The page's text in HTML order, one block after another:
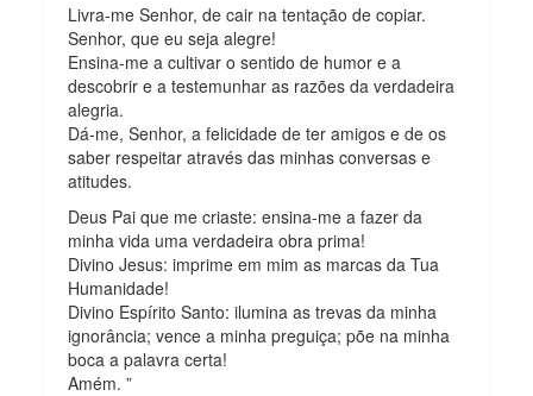
Livra-me Senhor, de cair na tentação de copiar.
Senhor, que eu seja alegre!
Ensina-me a cultivar o sentido de humor e a
descobrir e a testemunhar as razões da verdadeira
alegria.
Dá-me, Senhor, a felicidade de ter amigos e de os
saber respeitar através das minhas conversas e
atitudes.
Deus Pai que me criaste: ensina-me a fazer da
minha vida uma verdadeira obra prima!
Divino Jesus: imprime em mim as marcas da Tua
Humanidade!
Divino Espírito Santo: ilumina as trevas da minha
ignorância; vence a minha preguiça; põe na minha
boca a palavra certa!
Amém. ”